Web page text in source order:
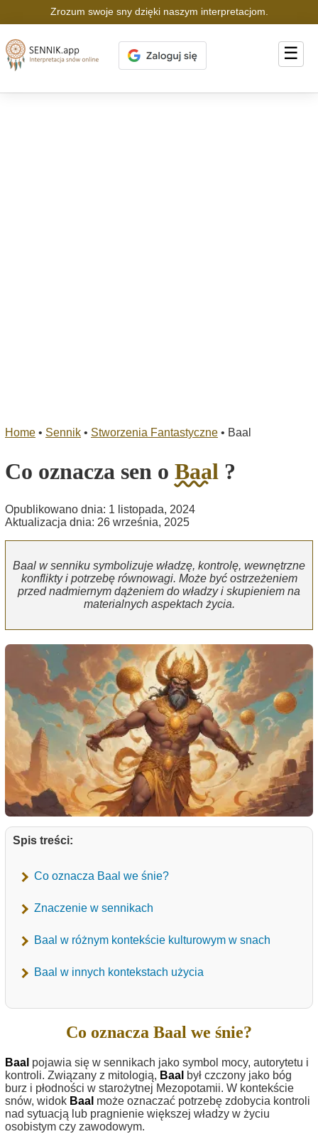
Zrozum swoje sny dzięki naszym interpretacjom.
☰
Home • Sennik • Stworzenia Fantastyczne • Baal
Co oznacza sen o Baal ?
Opublikowano dnia: 1 listopada, 2024
Aktualizacja dnia: 26 września, 2025
Baal w senniku symbolizuje władzę, kontrolę, wewnętrzne
konflikty i potrzebę równowagi. Może być ostrzeżeniem
przed nadmiernym dążeniem do władzy i skupieniem na
materialnych aspektach życia.
Spis treści:
Co oznacza Baal we śnie?
Znaczenie w sennikach
Baal w różnym kontekście kulturowym w snach
Baal w innych kontekstach użycia
Co oznacza Baal we śnie?
Baal pojawia się w sennikach jako symbol mocy, autorytetu i
kontroli. Związany z mitologią, Baal był czczony jako bóg
burz i płodności w starożytnej Mezopotamii. W kontekście
snów, widok Baal może oznaczać potrzebę zdobycia kontroli
nad sytuacją lub pragnienie większej władzy w życiu
osobistym czy zawodowym.